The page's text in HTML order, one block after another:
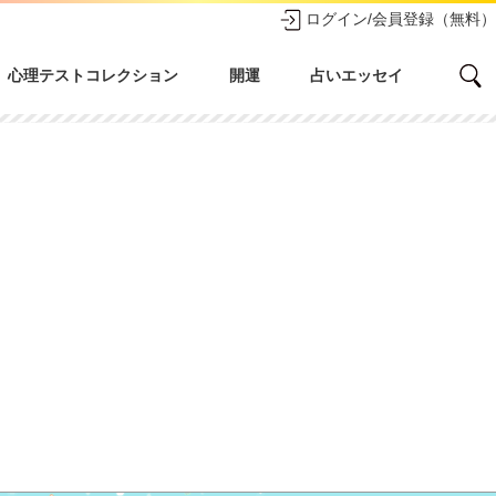
ログイン/会員登録（無料）
心理テストコレクション 開運 占いエッセイ